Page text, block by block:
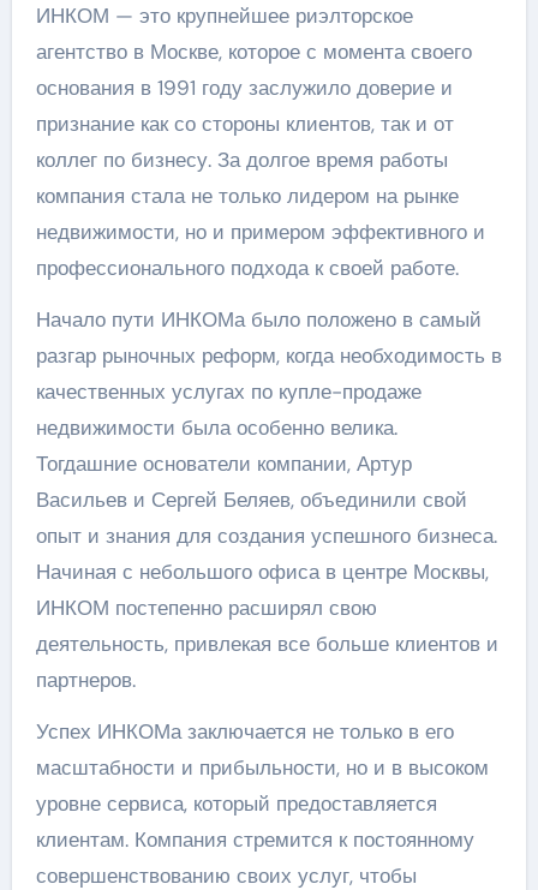
ИНКОМ — это крупнейшее риэлторское
агентство в Москве, которое с момента своего
основания в 1991 году заслужило доверие и
признание как со стороны клиентов, так и от
коллег по бизнесу. За долгое время работы
компания стала не только лидером на рынке
недвижимости, но и примером эффективного и
профессионального подхода к своей работе.
Начало пути ИНКОМа было положено в самый
разгар рыночных реформ, когда необходимость в
качественных услугах по купле-продаже
недвижимости была особенно велика.
Тогдашние основатели компании, Артур
Васильев и Сергей Беляев, объединили свой
опыт и знания для создания успешного бизнеса.
Начиная с небольшого офиса в центре Москвы,
ИНКОМ постепенно расширял свою
деятельность, привлекая все больше клиентов и
партнеров.
Успех ИНКОМа заключается не только в его
масштабности и прибыльности, но и в высоком
уровне сервиса, который предоставляется
клиентам. Компания стремится к постоянному
совершенствованию своих услуг, чтобы